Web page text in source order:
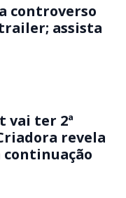
controverso
assista
vai ter 2ª
revela
continuação